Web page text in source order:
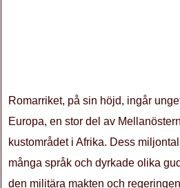
Romarriket, på sin höjd, ingår
Europa, en stor del av
kustområdet i Afrika. Dess
många språk och dyrkade olika
den militära makten och